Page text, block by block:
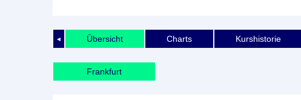
◄ Übersicht Charts Kurshistorie
Frankfurt